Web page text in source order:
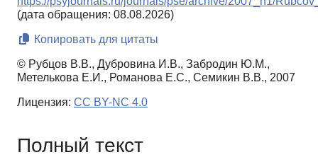
(дата обращения: 08.08.2026)
Копировать для цитаты
© Рубцов В.В., Дубровина И.В., Забродин Ю.М.,
Метелькова Е.И., Романова Е.С., Семикин В.В., 2007
Лицензия: CC BY-NC 4.0
Полный текст